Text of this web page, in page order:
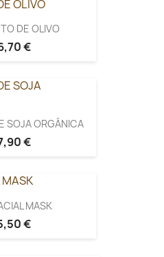
DE OLIVO
€
SOJA ORGÁNICA
€
MASK
€